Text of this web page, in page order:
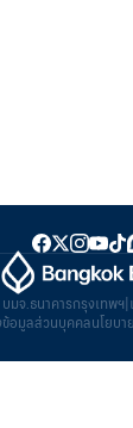
จ.ธนาคารกรุงเทพฯ
อมูลส่วนบุคคลนโยบา